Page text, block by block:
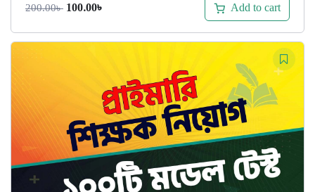
200.00৳ Original
was:
100.00৳
is:
Add to cart